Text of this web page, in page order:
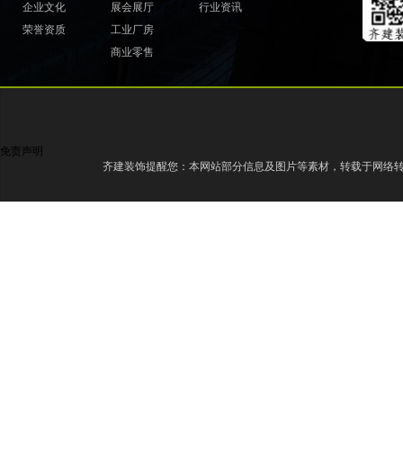
企业文化
荣誉资质
展会展厅
工业厂房
商业零售
行业资讯
免责声明
齐建装饰提醒您：本网站部分信息及图片等素材，转载于网络